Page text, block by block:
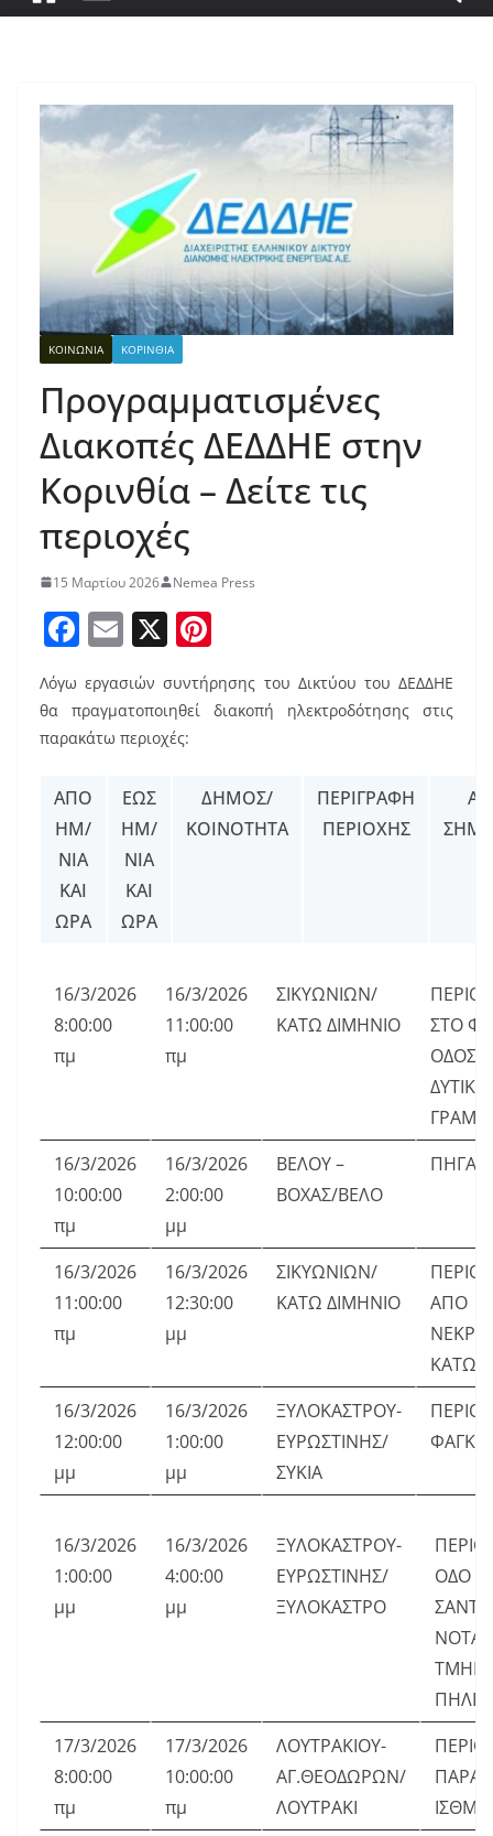
ΚΟΙΝΩΝΙΑ ΚΟΡΙΝΘΙΑ
Προγραμματισμένες
Διακοπές ΔΕΔΔΗΕ στην
Κορινθία – Δείτε τις
περιοχές
15 Μαρτίου 2026 Nemea Press
F
c
e
o
o
k
E
m
ai
l
X
er
Λόγω εργασιών συντήρησης του Δικτύου του ΔΕΔΔΗΕ
θα πραγματοποιηθεί διακοπή ηλεκτροδότησης στις
παρακάτω περιοχές:
ΑΠΌ
ΗΜ/
ΝΊΑ
ΚΑΙ
ΏΡΑ
ΈΩΣ
ΗΜ/
ΝΊΑ
ΚΑΙ
ΏΡΑ
ΔΉΜΟΣ/
ΚΟΙΝΌΤΗΤΑ
ΠΕΡΙΓΡΑΦΉ
ΠΕΡΙΟΧΉΣ
16/3/2026
8:00:00
πμ
16/3/2026
11:00:00
πμ
ΣΙΚΥΩΝΙΩΝ/
ΚΑΤΩ ΔΙΜΗΝΙΟ
ΣΤΟ
ΟΔΟΣ
16/3/2026
10:00:00
πμ
16/3/2026
2:00:00
μμ
ΒΕΛΟΥ –
ΒΟΧΑΣ/ΒΕΛΟ
16/3/2026
11:00:00
πμ
16/3/2026
12:30:00
μμ
ΣΙΚΥΩΝΙΩΝ/
ΚΑΤΩ ΔΙΜΗΝΙΟ
ΑΠΟ
ΚΑΤΩ
16/3/2026
12:00:00
μμ
16/3/2026
1:00:00
μμ
ΞΥΛΟΚΑΣΤΡΟΥ-
ΕΥΡΩΣΤΙΝΗΣ/
ΣΥΚΙΑ
16/3/2026
1:00:00
μμ
16/3/2026
4:00:00
μμ
ΞΥΛΟΚΑΣΤΡΟΥ-
ΕΥΡΩΣΤΙΝΗΣ/
ΞΥΛΟΚΑΣΤΡΟ
ΟΔΟ
17/3/2026
8:00:00
πμ
17/3/2026
10:00:00
πμ
ΛΟΥΤΡΑΚΙΟΥ-
ΑΓ.ΘΕΟΔΩΡΩΝ/
ΛΟΥΤΡΑΚΙ